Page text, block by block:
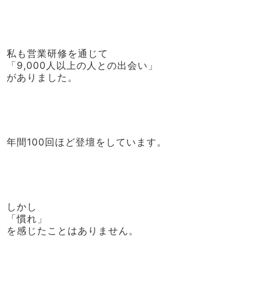
私も営業研修を通じて
「9,000人以上の人との出会い」
がありました。
年間100回ほど登壇をしています。
しかし
「慣れ」
を感じたことはありません。